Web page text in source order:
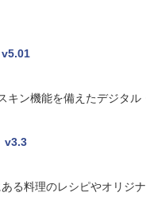
キン機能を備えたデジタル
v3.3
る料理のレシピやオリジ